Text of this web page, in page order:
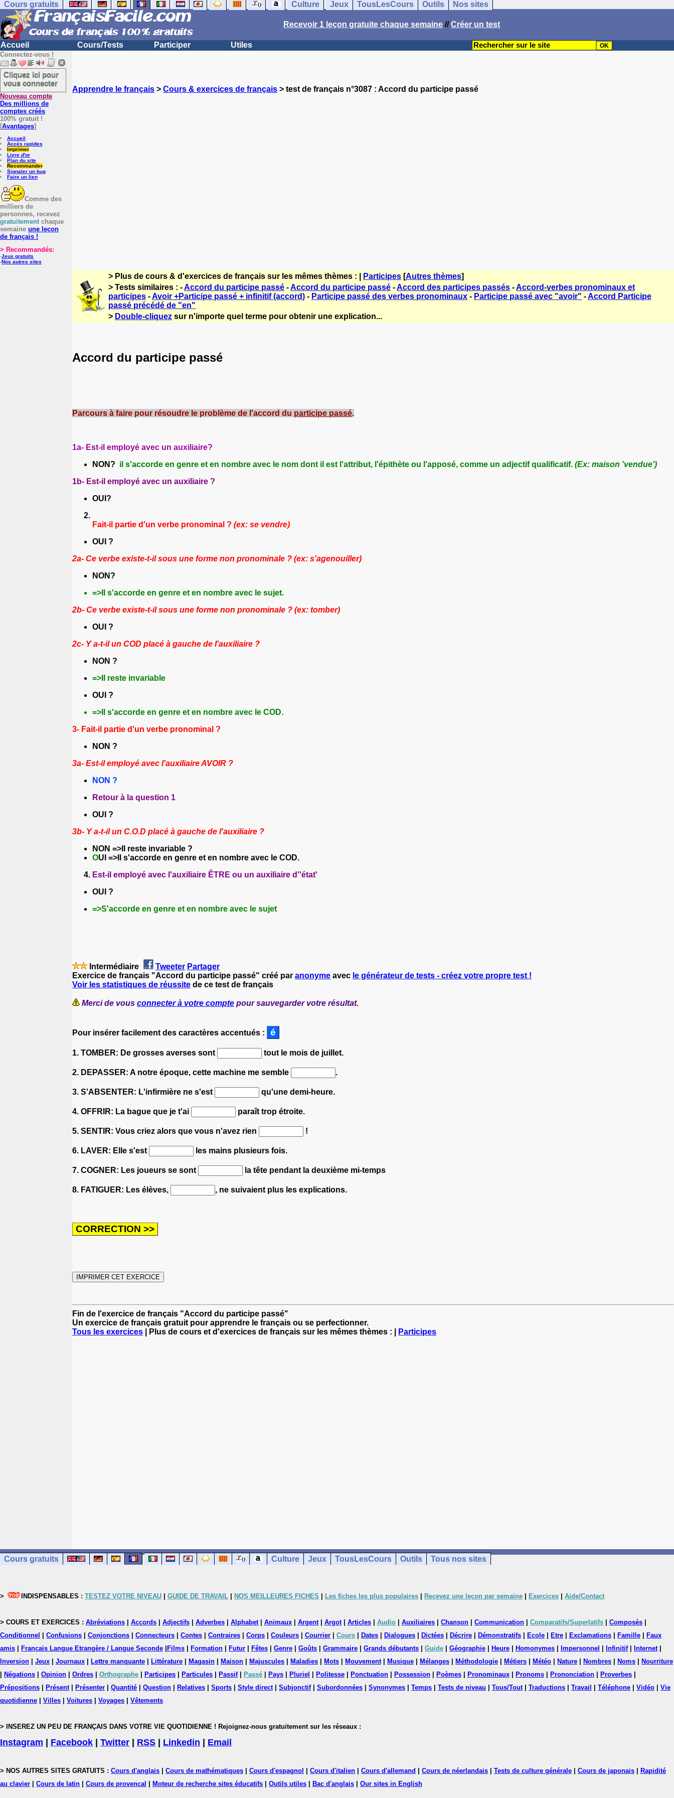
Cours gratuits Culture Jeux TousLesCours Outils Nos sites
Recevoir 1 leçon gratuite chaque semaine //Créer un test
Accueil Cours/Tests Participer Utiles
Connectez-vous !
Cliquez ici pour
vous connecter
Nouveau compte
Des millions de
comptes créés
100% gratuit !
[Avantages]
Accueil
Accès rapides
Imprimer
Livre d'or
Plan du site
Recommander
Signaler un bug
Faire un lien
Comme des
milliers de
personnes, recevez
gratuitementchaque
semaine une leçon
de français !
> Recommandés:
-Jeux gratuits
-Nos autres sites
Apprendre le français > Cours & exercices de français > test de français n°3087 : Accord du participe passé
> Plus de cours & d'exercices de français sur les mêmes thèmes : | Participes [Autres thèmes]
> Tests similaires : -Accord du participe passé -Accord du participe passé -Accord des participes passés -Accord-verbes pronominaux et
participes -Avoir +Participe passé + infinitif (accord) - Participe passé des verbes pronominaux - Participe passé avec "avoir" -Accord Participe
passé précédé de "en"
> Double-cliquez sur n'importe quel terme pour obtenir une explication...
Accord du participe passé
Parcours à faire pour résoudre le problème de l'accord du participe passé.
1a- Est-il employé avec un auxiliaire?
NON? il s'accorde en genre et en nombre avec le nom dont il est l'attribut, l'épithète ou l'apposé, comme un adjectif qualificatif. (Ex: maison 'vendue')
1b- Est-il employé avec un auxiliaire ?
OUI?
Fait-il partie d'un verbe pronominal ? (ex: se vendre)
OUI ?
2a- Ce verbe existe-t-il sous une forme non pronominale ? (ex: s'agenouiller)
NON?
=>Il s'accorde en genre et en nombre avec le sujet.
2b- Ce verbe existe-t-il sous une forme non pronominale ? (ex: tomber)
OUI ?
2c- Y a-t-il un COD placé à gauche de l'auxiliaire ?
NON ?
=>Il reste invariable
OUI ?
=>Il s'accorde en genre et en nombre avec le COD.
3- Fait-il partie d'un verbe pronominal ?
NON ?
3a- Est-il employé avec l'auxiliaire AVOIR ?
NON ?
Retour à la question 1
OUI ?
3b- Y a-t-il un C.O.D placé à gauche de l'auxiliaire ?
NON =>Il reste invariable ?
OUI =>Il s'accorde en genre et en nombre avec le COD.
Est-il employé avec l'auxiliaire ÊTRE ou un auxiliaire d''état'
OUI ?
=>S'accorde en genre et en nombre avec le sujet
Intermédiaire Tweeter Partager
Exercice de français "Accord du participe passé" créé par anonyme avec le générateur de tests - créez votre propre test !
Voir les statistiques de réussite de ce test de français
Merci de vous connecter à votre compte pour sauvegarder votre résultat.
Pour insérer facilement des caractères accentués :
1. TOMBER: De grosses averses sont tout le mois de juillet.
2. DEPASSER: A notre époque, cette machine me semble .
3. S'ABSENTER: L'infirmière ne s'est qu'une demi-heure.
4. OFFRIR: La bague que je t'ai paraît trop étroite.
5. SENTIR: Vous criez alors que vous n'avez rien !
6. LAVER: Elle s'est les mains plusieurs fois.
7. COGNER: Les joueurs se sont la tête pendant la deuxième mi-temps
8. FATIGUER: Les élèves, , ne suivaient plus les explications.
Fin de l'exercice de français "Accord du participe passé"
Un exercice de français gratuit pour apprendre le français ou se perfectionner.
Tous les exercices | Plus de cours et d'exercices de français sur les mêmes thèmes : | Participes
Cours gratuits Culture Jeux TousLesCours Outils Tous nos sites
> INDISPENSABLES : TESTEZ VOTRE NIVEAU GUIDE DE TRAVAIL NOS MEILLEURES FICHES Les fiches les plus populaires Recevez une leçon par semaine Exercices Aide/Contact
> COURS ET EXERCICES : Abréviations Accords Adjectifs Adverbes Alphabet| Animaux Argent| Argot| Articles Audio Auxiliaires Chanson Communication Comparatifs/Superlatifs Composés
Conditionnel
Confusions Conjonctions Connecteurs Contes Contraires Corps Couleurs Courrier Cours Dates Dialogues Dictées Décrire Démonstratifs Ecole Etre Exclamations Famille
Faux
amis
Français Langue Etrangère / Langue Seconde Films Formation Futur Fêtes Genre Goûts Grammaire Grands débutants Guide Géographie Heure Homonymes Impersonnel Infinitif| Internet|
Inversion
Jeux Journaux Lettre manquante Littérature Magasin Maison Majuscules Maladies Mots Mouvement| Musique Mélanges Méthodologie Métiers Météo Nature Nombres Noms
Nourriture
Négations Opinion Ordres Orthographe Participes Particules Passif| Passé Pays Pluriel Politesse Ponctuation Possession Poèmes Pronominaux Pronoms Prononciation Proverbes
Prépositions
Présent| Présenter Quantité Question Relatives Sports Style direct| Subjonctif| Subordonnées Synonymes Temps Tests de niveau Tous/Tout| Traductions Travail Téléphone Vidéo
Vie
quotidienne
Villes Voitures Voyages Vêtements
> INSEREZ UN PEU DE FRANÇAIS DANS VOTRE VIE QUOTIDIENNE ! Rejoignez-nous gratuitement sur les réseaux :
Instagram Facebook Twitter RSS Linkedin Email
> NOS AUTRES SITES GRATUITS : Cours d'anglais Cours de mathématiques Cours d'espagnol Cours d'italien Cours d'allemand Cours de néerlandais Tests de culture générale Cours de japonais
Rapidité
au clavier
Cours de latin Cours de provencal Moteur de recherche sites éducatifs Outils utiles Bac d'anglais Our sites in English